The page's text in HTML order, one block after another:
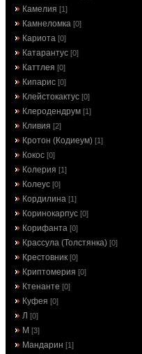
Камелия [1]
Камнеломка [0]
Кариота [0]
Катарантус [0]
Каттлея [0]
Кипарис [0]
Клейстокактус [0]
Клеродендрум [1]
Кливия [2]
Кротон (Кодиеум) [1]
Кокос [0]
Колерия [1]
Колеус [0]
Кордилина [1]
Коринокарпус [0]
Корифанта [0]
Крассула (Толстянка) [0]
Крестовник [0]
Криптомерия [0]
Ктенанте [0]
Куфея [0]
Л [0]
М [3]
Мандарин [1]